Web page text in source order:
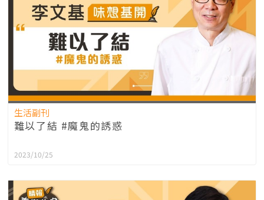
生活副刊
難以了結 #魔鬼的誘惑
2023/10/25